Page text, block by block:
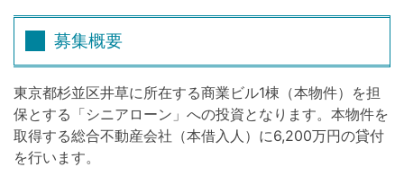
募集概要
東京都杉並区井草に所在する商業ビル1棟（本物件）を担
保とする「シニアローン」への投資となります。本物件を
取得する総合不動産会社（本借入人）に6,200万円の貸付
を行います。